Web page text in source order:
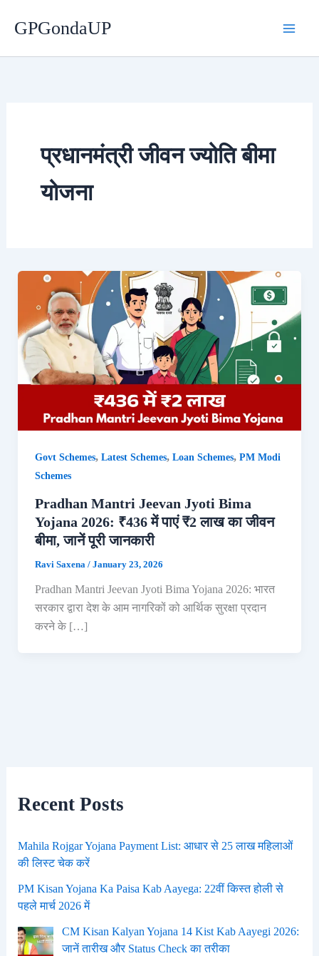
GPGondaUP
प्रधानमंत्री जीवन ज्योति बीमा
योजना
Govt Schemes, Latest Schemes, Loan Schemes, PM Modi
Schemes
Pradhan Mantri Jeevan Jyoti Bima
Yojana 2026: ₹436 में पाएं ₹2 लाख का जीवन
बीमा, जानें पूरी जानकारी
Ravi Saxena / January 23, 2026
Pradhan Mantri Jeevan Jyoti Bima Yojana 2026: भारत
सरकार द्वारा देश के आम नागरिकों को आर्थिक सुरक्षा प्रदान
करने के […]
Recent Posts
Mahila Rojgar Yojana Payment List: आधार से 25 लाख महिलाओं
की लिस्ट चेक करें
PM Kisan Yojana Ka Paisa Kab Aayega: 22वीं किस्त होली से
पहले मार्च 2026 में
CM Kisan Kalyan Yojana 14 Kist Kab Aayegi 2026:
जानें तारीख और Status Check का तरीका